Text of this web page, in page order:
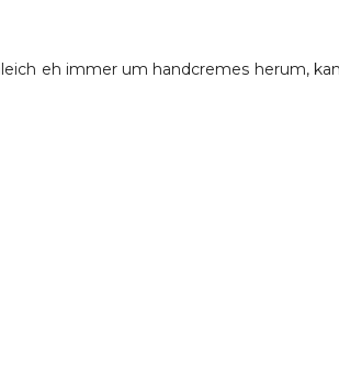
eh immer um handcremes herum,